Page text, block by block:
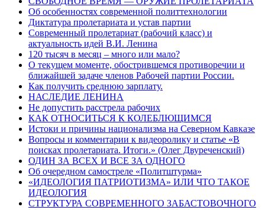
Об особенностях современной политтехнологии
Диктатура пролетариата и устав партии
Современный пролетариат (рабочий класс) и
актуальность идей В.И. Ленина
120 тысяч в месяц – много или мало?
О текущем моменте, обострившемся противоречии и
ближайшей задаче членов Рабочей партии России.
Как получить среднюю зарплату.
НАСЛЕДИЕ ЛЕНИНА
Не допустить расстрела рабочих
КАК ОТНОСИТЬСЯ К КОЛЕБЛЮЩИМСЯ
Истоки и причины национализма на Северном Кавказе
Вопросы и комментарии к видеоролику и статье «В
поисках пролетариата. Итоги.» (Олег Двуреченский)
ОДИН ЗА ВСЕХ И ВСЕ ЗА ОДНОГО
Об очередном самостреле «Политштурма»
«ИДЕОЛОГИЯ ПАТРИОТИЗМА» ИЛИ ЧТО ТАКОЕ
ИДЕОЛОГИЯ
СТРУКТУРА СОВРЕМЕННОГО ЗАБАСТОВОЧНОГО